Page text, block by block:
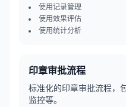
使用记录管理
使用效果评估
使用统计分析
印章审批流程
标准化的印章审批流程，
监控等。